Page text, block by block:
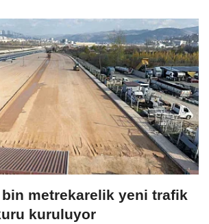
bin metrekarelik yeni trafik
kuruluyor